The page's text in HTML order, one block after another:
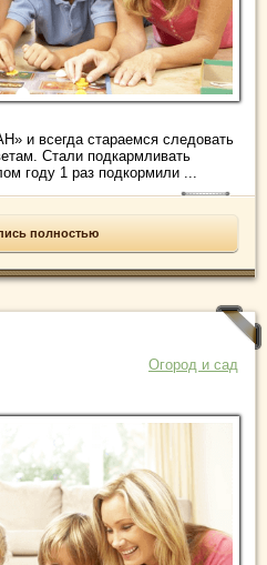
и всегда стараемся следовать
Стали подкармливать
году 1 раз подкормили ...
полностью
Огород и сад